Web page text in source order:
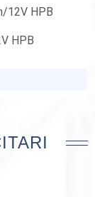
12V HPB
HPB